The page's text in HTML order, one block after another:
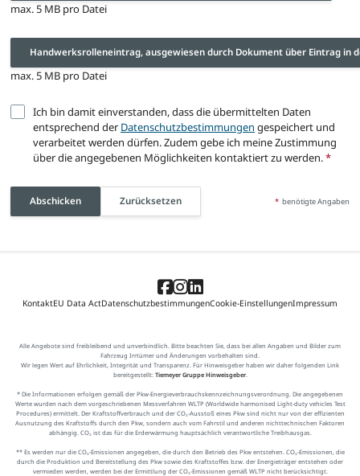
max. 5 MB pro Datei
Handwerksrolleneintrag, ausgewiesen durch Dokument über Eintrag in
max. 5 MB pro Datei
Ich bin damit einverstanden, dass die übermittelten Daten
entsprechend der Datenschutzbestimmungen gespeichert und
verarbeitet werden dürfen. Zudem gebe ich meine Zustimmung
über die angegebenen Möglichkeiten kontaktiert zu werden.*
Abschicken Zurücksetzen * benötigte Angaben
KontaktEU Data ActDatenschutzbestimmungenCookie-EinstellungenImpressum
Alle Angebote sind freibleibend und unverbindlich. Bitte beachten Sie, dass bei allen Angaben und Bilder zum
Fahrzeug Irrtümer und Änderungen vorbehalten sind.
Wir legen Wert auf Ehrlichkeit, Integrität und Transparenz. Für Hinweisgeber haben wir daher folgenden Link
bereitgestellt: Tiemeyer Gruppe Hinweisgeber.
* Die Informationen erfolgen gemäß der Pkw-Energieverbrauchskennzeichnungsverordnung. Die angegebenen
Werte wurden nach dem vorgeschriebenen Messverfahren WLTP (Worldwide harmonised Light-duty vehicles Test
Procedures) ermittelt. Der Kraftstoffverbrauch und der CO₂-Ausstoß eines Pkw sind nicht nur von der effizienten
Ausnutzung des Kraftstoffs durch den Pkw, sondern auch vom Fahrstil und anderen nichttechnischen Faktoren
abhängig. CO₂ ist das für die Erderwärmung hauptsächlich verantwortliche Treibhausgas.
** Es werden nur die CO₂-Emissionen angegeben, die durch den Betrieb des Pkw entstehen. CO₂-Emissionen, die
durch die Produktion und Bereitstellung des Pkw sowie des Kraftstoffes bzw. der Energieträger entstehen oder
vermieden werden, werden bei der Ermittlung der CO₂-Emissionen gemäß WLTP nicht berücksichtigt.